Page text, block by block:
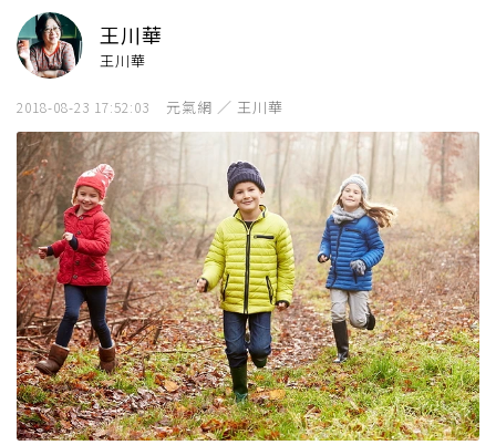
王川華
王川華
2018-08-23 17:52:03 元氣網 ／ 王川華